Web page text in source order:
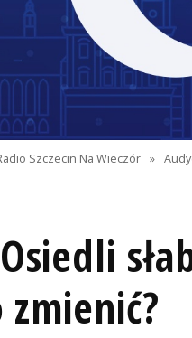
Szczecin Na Wieczór »
zmienić?